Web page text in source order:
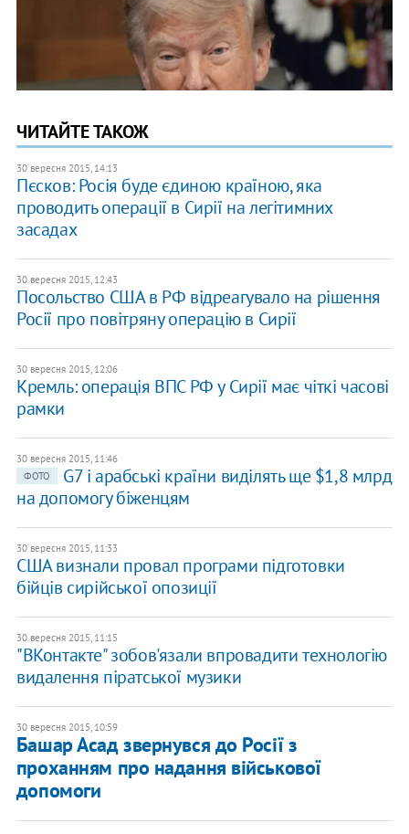
ЧИТАЙТЕ ТАКОЖ
30 вересня 2015, 14:13
Пєсков: Росія буде єдиною країною, яка
проводить операції в Сирії на легітимних
засадах
30 вересня 2015, 12:43
​Посольство США в РФ відреагувало на рішення
Росії про повітряну операцію в Сирії
30 вересня 2015, 12:06
Кремль: операція ВПС РФ у Сирії має чіткі часові
рамки
30 вересня 2015, 11:46
ФОТО
G7 і арабські країни виділять ще $1,8 млрд
на допомогу біженцям
30 вересня 2015, 11:33
США визнали провал програми підготовки
бійців сирійської опозиції
30 вересня 2015, 11:15
​"ВКонтакте" зобов'язали впровадити технологію
видалення піратської музики
30 вересня 2015, 10:59
Башар Асад звернувся до Росії з
проханням про надання військової
допомоги